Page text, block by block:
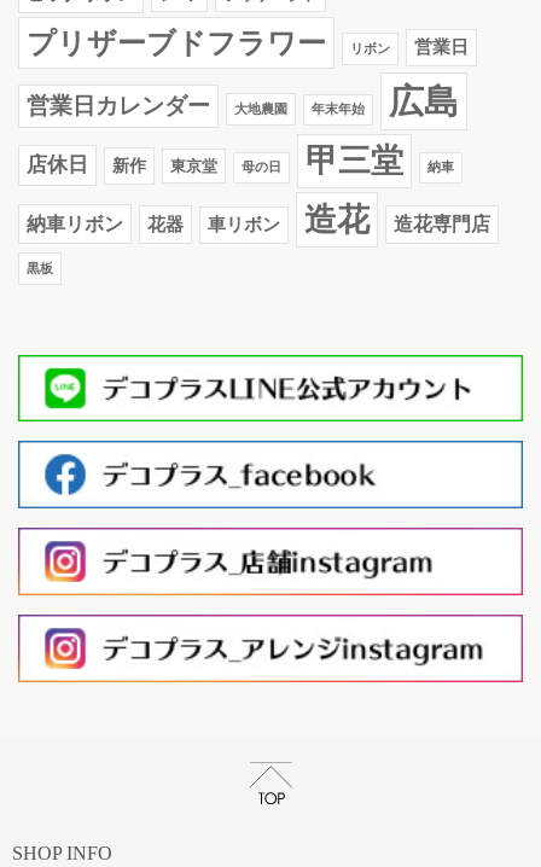
プリザーブドフラワー リボン 営業日
営業日カレンダー 大地農園 年末年始 広島
店休日 新作 東京堂 母の日 甲三堂 納車
納車リボン 花器 車リボン 造花 造花専門店
黒板
SHOP INFO